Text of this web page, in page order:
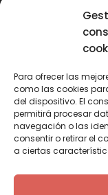
Para ofrecer las
como las cookies
del dispositivo. El
permitirá procesar
navegación o las
consentir o retirar el
a ciertas